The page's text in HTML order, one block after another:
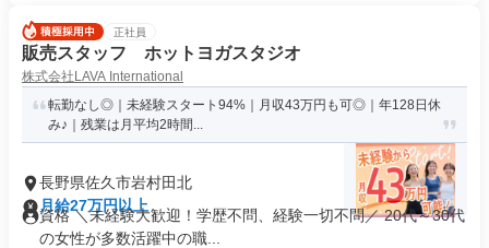
正社員
販売スタッフ ホットヨガスタジオ
株式会社LAVA International
転勤なし◎｜未経験スタート94%｜月収43万円も可◎｜年128日休
み♪｜残業は月平均2時間...
長野県佐久市岩村田北
月給27万円以上
資格 ＼未経験大歓迎！学歴不問、経験一切不問／ 20代～30代
の女性が多数活躍中の職...